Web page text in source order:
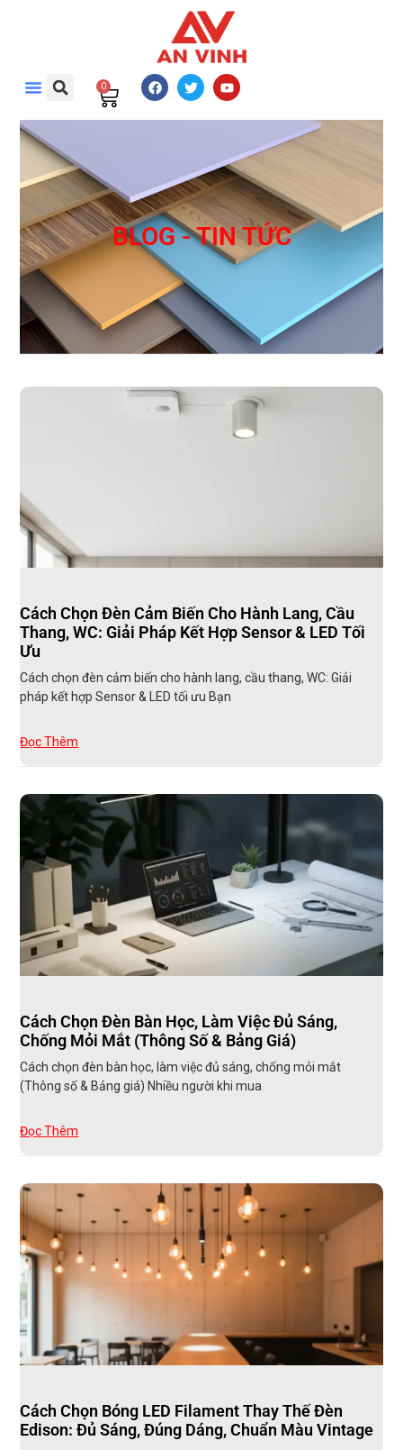
0
BLOG - TIN TỨC
Cách Chọn Đèn Cảm Biến Cho Hành Lang, Cầu
Thang, WC: Giải Pháp Kết Hợp Sensor & LED Tối
Ưu
Cách chọn đèn cảm biến cho hành lang, cầu thang, WC: Giải
pháp kết hợp Sensor & LED tối ưu Bạn
Đọc Thêm
Cách Chọn Đèn Bàn Học, Làm Việc Đủ Sáng,
Chống Mỏi Mắt (Thông Số & Bảng Giá)
Cách chọn đèn bàn học, làm việc đủ sáng, chống mỏi mắt
(Thông số & Bảng giá) Nhiều người khi mua
Đọc Thêm
Cách Chọn Bóng LED Filament Thay Thế Đèn
Edison: Đủ Sáng, Đúng Dáng, Chuẩn Màu Vintage